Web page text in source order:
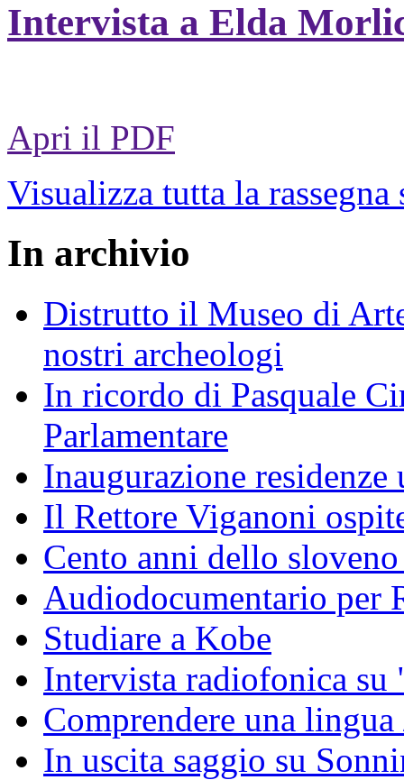
Intervista a Elda
Apri il PDF
Visualizza tutta la rassegna
In archivio
Distrutto il Museo di
nostri archeologi
In ricordo di Pasquale
Parlamentare
Inaugurazione
Il Rettore Viganoni
Cento anni dello
Audiodocumentario per
Studiare a Kobe
Intervista radiofonica
Comprendere una
In uscita saggio su